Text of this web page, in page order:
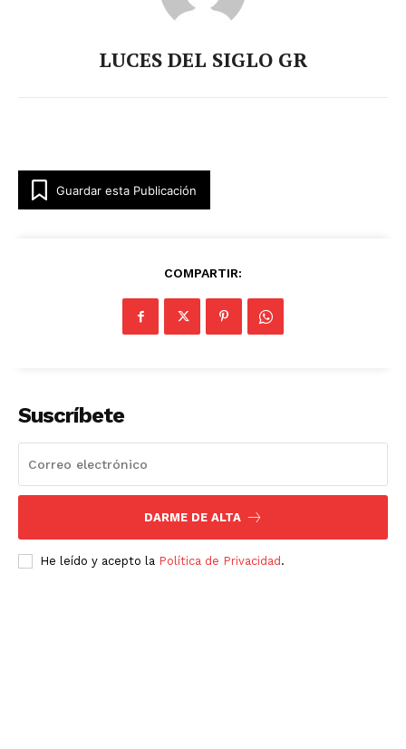
LUCES DEL SIGLO GR
Guardar esta Publicación
COMPARTIR:
Suscríbete
DARME DE ALTA
He leído y acepto la Política de Privacidad .